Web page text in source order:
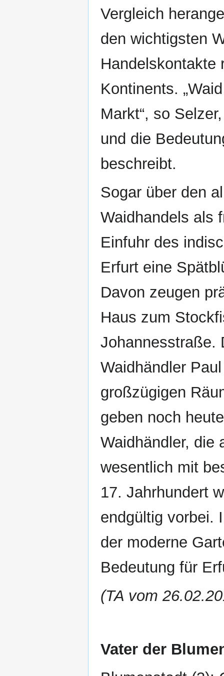
Vergleich
den wichtigsten
Handelskontakte
Kontinents.
Markt“, so
und die
beschreibt.
Sogar über den
Waidhandels als
Einfuhr des
Erfurt eine
Davon zeugen
Haus zum
Johannesstraße.
Waidhändler
großzügigen
geben noch
Waidhändler, die
wesentlich mit
17. Jahrhundert
endgültig vorbei.
der moderne
Bedeutung für
(TA vom
Vater der